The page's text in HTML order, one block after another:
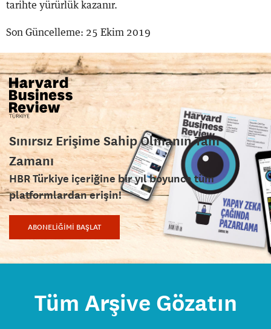
tarihte yürürlük kazanır.
Son Güncelleme: 25 Ekim 2019
Sınırsız Erişime Sahip Olmanın Tam
Zamanı
HBR Türkiye içeriğine bir yıl boyunca tüm
platformlardan erişin!
ABONELİĞİMİ BAŞLAT
Tüm Arşive Gözatın